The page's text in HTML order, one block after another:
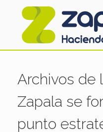
Archivos de
Zapala se
punto